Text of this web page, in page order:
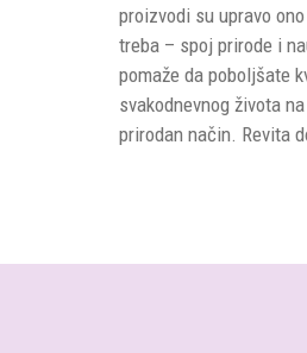
proizvodi su upravo
treba – spoj prirode i
pomaže da poboljšate
svakodnevnog života
prirodan način. Revita